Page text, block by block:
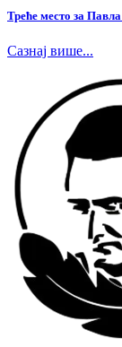
Треће место за
Сазнај више...